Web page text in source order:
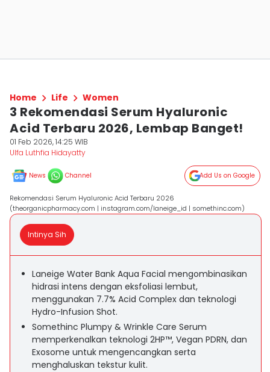
Home Life Women
3 Rekomendasi Serum Hyaluronic
Acid Terbaru 2026, Lembap Banget!
01 Feb 2026, 14:25 WIB
Ulfa Luthfia Hidayatty
News Channel Add Us on Google
Rekomendasi Serum Hyaluronic Acid Terbaru 2026
(theorganicpharmacy.com | instagram.com/laneige_id | somethinc.com)
Intinya Sih
Laneige Water Bank Aqua Facial mengombinasikan
hidrasi intens dengan eksfoliasi lembut,
menggunakan 7.7% Acid Complex dan teknologi
Hydro-Infusion Shot.
Somethinc Plumpy & Wrinkle Care Serum
memperkenalkan teknologi 2HP™, Vegan PDRN, dan
Exosome untuk mengencangkan serta
menghaluskan tekstur kulit.